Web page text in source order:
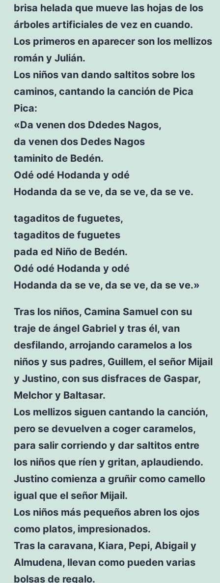
brisa helada que mueve las hojas de los
árboles artificiales de vez en cuando.
Los primeros en aparecer son los mellizos
román y Julián.
Los niños van dando saltitos sobre los
caminos, cantando la canción de Pica
Pica:
«Da venen dos Ddedes Nagos,
da venen dos Dedes Nagos
taminito de Bedén.
Odé odé Hodanda y odé
Hodanda da se ve, da se ve, da se ve.
tagaditos de fuguetes,
tagaditos de fuguetes
pada ed Niño de Bedén.
Odé odé Hodanda y odé
Hodanda da se ve, da se ve, da se ve.»
Tras los niños, Camina Samuel con su
traje de ángel Gabriel y tras él, van
desfilando, arrojando caramelos a los
niños y sus padres, Guillem, el señor Mijail
y Justino, con sus disfraces de Gaspar,
Melchor y Baltasar.
Los mellizos siguen cantando la canción,
pero se devuelven a coger caramelos,
para salir corriendo y dar saltitos entre
los niños que ríen y gritan, aplaudiendo.
Justino comienza a gruñir como camello
igual que el señor Mijail.
Los niños más pequeños abren los ojos
como platos, impresionados.
Tras la caravana, Kiara, Pepi, Abigail y
Almudena, llevan como pueden varias
bolsas de regalo.